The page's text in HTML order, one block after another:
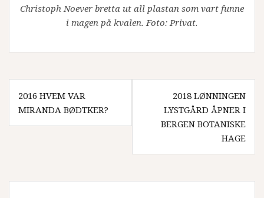
Christoph Noever bretta ut all plastan som vart funne
i magen på kvalen. Foto: Privat.
Innleggsnavigasjon
2016 HVEM VAR
MIRANDA BØDTKER?
2018 LØNNINGEN
LYSTGÅRD ÅPNER I
BERGEN BOTANISKE
HAGE